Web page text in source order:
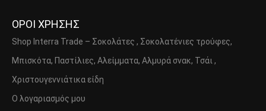
ΟΡΟΙ ΧΡΗΣΗΣ
Shop Interra Trade – Σοκολάτες , Σοκολατένιες τρούφες,
Μπισκότα, Παστίλιες, Αλείμματα, Αλμυρά σνακ, Τσάι ,
Χριστουγεννιάτικα είδη
Ο λογαριασμός μου